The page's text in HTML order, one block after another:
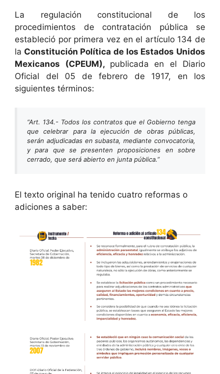
La regulación constitucional de los
procedimientos de contratación pública se
estableció por primera vez en el artículo 134 de
la Constitución Política de los Estados Unidos
Mexicanos (CPEUM), publicada en el Diario
Oficial del 05 de febrero de 1917, en los
siguientes términos:
“Art. 134.- Todos los contratos que el Gobierno tenga
que celebrar para la ejecución de obras públicas,
serán adjudicadas en subasta, mediante convocatoria,
y para que se presenten proposiciones en sobre
cerrado, que será abierto en junta pública.”
El texto original ha tenido cuatro reformas o
adiciones a saber: